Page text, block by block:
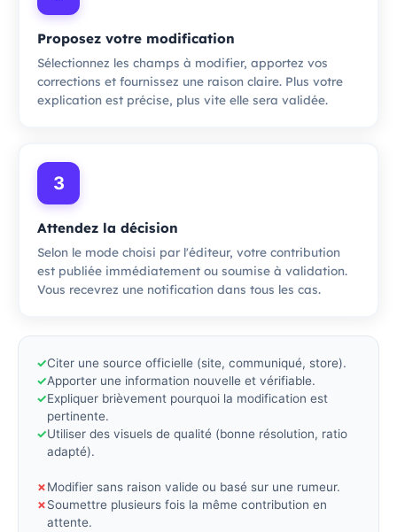
Proposez votre modification
Sélectionnez les champs à modifier, apportez vos
corrections et fournissez une raison claire. Plus votre
explication est précise, plus vite elle sera validée.
3
Attendez la décision
Selon le mode choisi par l'éditeur, votre contribution
est publiée immédiatement ou soumise à validation.
Vous recevrez une notification dans tous les cas.
✓Citer une source officielle (site, communiqué, store).
✓Apporter une information nouvelle et vérifiable.
✓Expliquer brièvement pourquoi la modification est
pertinente.
✓Utiliser des visuels de qualité (bonne résolution, ratio
adapté).
✗Modifier sans raison valide ou basé sur une rumeur.
✗Soumettre plusieurs fois la même contribution en
attente.